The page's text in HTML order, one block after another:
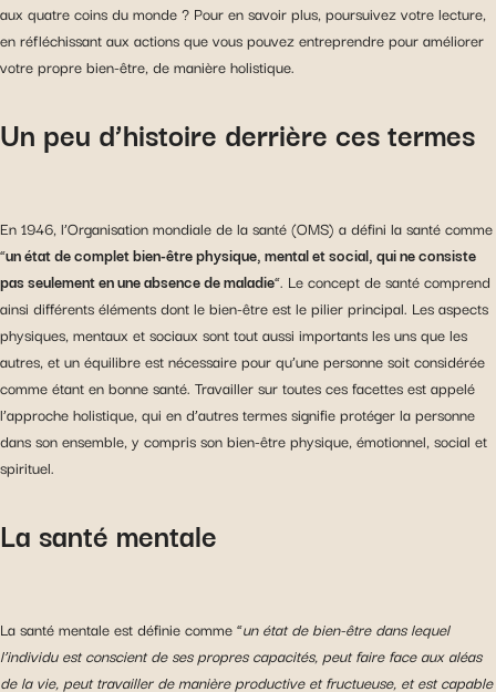
aux quatre coins du monde ? Pour en savoir plus, poursuivez votre lecture,
en réfléchissant aux actions que vous pouvez entreprendre pour améliorer
votre propre bien-être, de manière holistique.
Un peu d’histoire derrière ces termes
En 1946, l’Organisation mondiale de la santé (OMS) a défini la santé comme
“un état de complet bien-être physique, mental et social, qui ne consiste
pas seulement en une absence de maladie“. Le concept de santé comprend
ainsi différents éléments dont le bien-être est le pilier principal. Les aspects
physiques, mentaux et sociaux sont tout aussi importants les uns que les
autres, et un équilibre est nécessaire pour qu’une personne soit considérée
comme étant en bonne santé. Travailler sur toutes ces facettes est appelé
l’approche holistique, qui en d’autres termes signifie protéger la personne
dans son ensemble, y compris son bien-être physique, émotionnel, social et
spirituel.
La santé mentale
La santé mentale est définie comme “un état de bien-être dans lequel
l’individu est conscient de ses propres capacités, peut faire face aux aléas
de la vie, peut travailler de manière productive et fructueuse, et est capable